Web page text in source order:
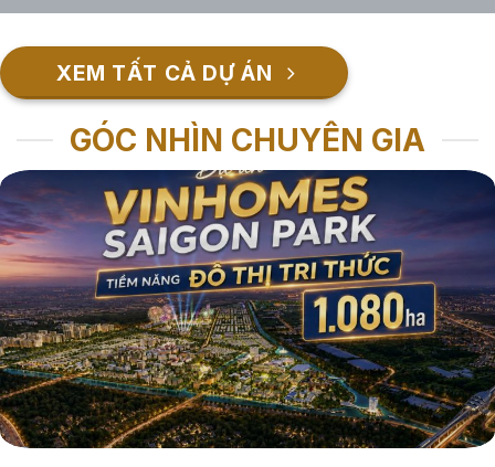
XEM TẤT CẢ DỰ ÁN
GÓC NHÌN CHUYÊN GIA